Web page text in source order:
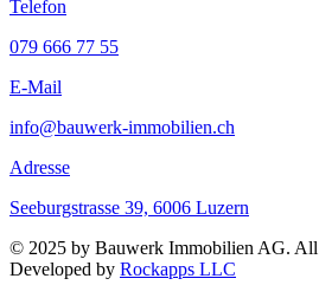
Telefon
079 666 77 55
E-Mail
info@bauwerk-immobilien.ch
Adresse
Seeburgstrasse 39, 6006 Luzern
© 2025 by Bauwerk Immobilien AG. All
Developed by Rockapps LLC